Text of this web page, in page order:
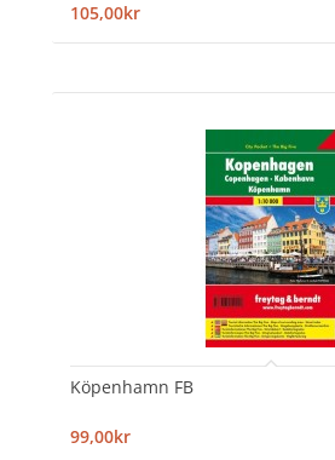
105,00kr
Köpenhamn FB
99,00kr